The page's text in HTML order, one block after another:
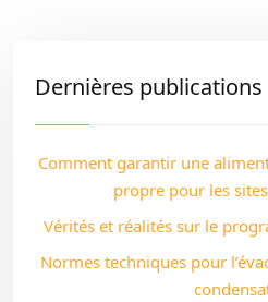
Dernières publications
Comment garantir une
propre pour les
Vérités et réalités sur le
Normes techniques pour